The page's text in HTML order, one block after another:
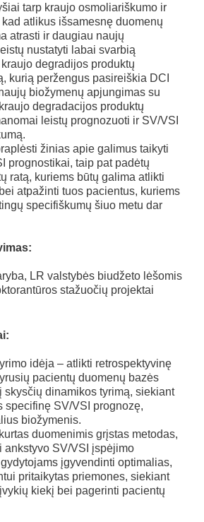
tarp kraujo osmoliariškumo ir
atlikus išsamesnę duomenų
atrasti ir daugiau naujų
nustatyti labai svarbią
degradijos produktų
kurią peržengus pasireiškia DCI
biožymenų apjungimas su
degradacijos produktų
leistų prognozuoti ir SV/VSI
žinias apie galimus taikyti
prognostikai, taip pat padėtų
ratą, kuriems būtų galima atlikti
atpažinti tuos pacientus, kuriems
specifiškumų šiuo metu dar
LR valstybės biudžeto lėšomis
stažuočių projektai
idėja – atlikti retrospektyvinę
pacientų duomenų bazės
skysčių dinamikos tyrimą, siekiant
specifinę SV/VSI prognozę,
biožymenis.
duomenimis grįstas metodas,
ankstyvo SV/VSI įspėjimo
įgyvendinti optimalias,
pritaikytas priemones, siekiant
kiekį bei pagerinti pacientų